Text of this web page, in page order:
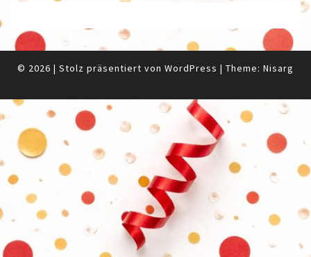
© 2026 | Stolz präsentiert von WordPress | Theme: Nisarg